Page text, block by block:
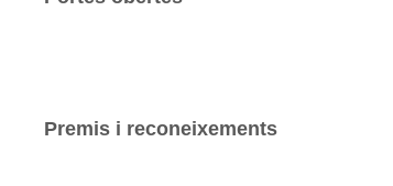
Premis i reconeixements